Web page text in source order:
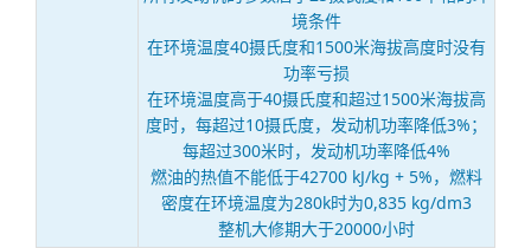
境条件
在环境温度40摄氏度和1500米海拔高度时没有
功率亏损
在环境温度高于40摄氏度和超过1500米海拔高
度时，每超过10摄氏度，发动机功率降低3%；
每超过300米时，发动机功率降低4%
燃油的热值不能低于42700 kJ/kg + 5%，燃料
密度在环境温度为280k时为0,835 kg/dm3
整机大修期大于20000小时